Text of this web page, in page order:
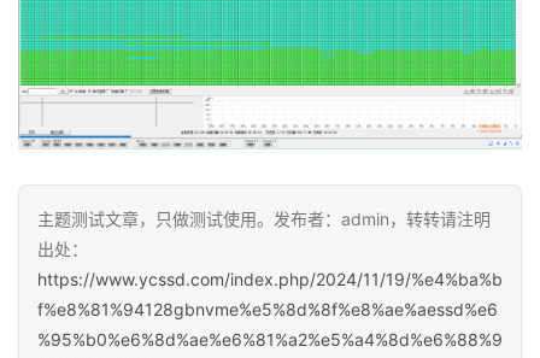
主题测试文章，只做测试使用。发布者：admin，转转请注明
出处：
https://www.ycssd.com/index.php/2024/11/19/%e4%ba%b
f%e8%81%94128gbnvme%e5%8d%8f%e8%ae%aessd%e6
%95%b0%e6%8d%ae%e6%81%a2%e5%a4%8d%e6%88%9